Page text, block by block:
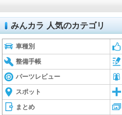
みんカラ 人気のカテゴリ
車種別
整備手帳
パーツレビュー
スポット
まとめ